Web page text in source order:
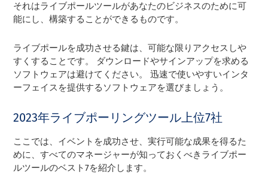
それはライブポールツールがあなたのビジネスのために可
能にし、構築することができるものです。
ライブポールを成功させる鍵は、可能な限りアクセスしや
すくすることです。 ダウンロードやサインアップを求める
ソフトウェアは避けてください。 迅速で使いやすいインタ
ーフェイスを提供するソフトウェアを選びましょう。
2023年ライブポーリングツール上位7社
ここでは、イベントを成功させ、実行可能な成果を得るた
めに、すべてのマネージャーが知っておくべきライブポー
ルツールのベスト7を紹介します。